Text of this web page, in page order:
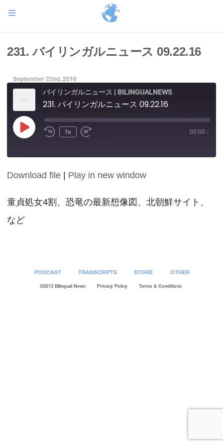
231. バイリンガルニュース 09.22.16
September 22nd, 2016
バイリンガルニュース | BILINGUALNEWS
231. バイリンガルニュース 09.22.16
Play
Episode
1x 00:00 /
SHARE
LINK
EMBED
Download file Play in new window
童貞処女4割、恐竜の最新想像図、北朝鮮サイト、
など
PODCAST TRANSCRIPTS STORE OTHER
©2013 Bilingual News Privacy Policy Terms & Conditions